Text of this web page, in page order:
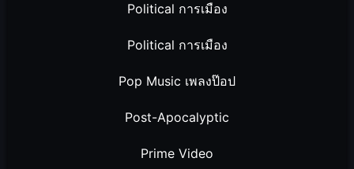
Political การเมือง
Political การเมือง
Pop Music เพลงป๊อป
Post-Apocalyptic
Prime Video